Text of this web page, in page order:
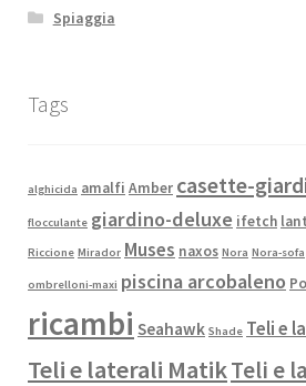
Spiaggia
Tags
alghicida amalfi Amber casette-
flocculante giardino-deluxe ifetch
Riccione Mirador Muses naxos Nora Nora-sofa
ombrelloni-maxi piscina arcobaleno
ricambi Seahawk Shade Teli e
Teli e laterali MatikTeli e